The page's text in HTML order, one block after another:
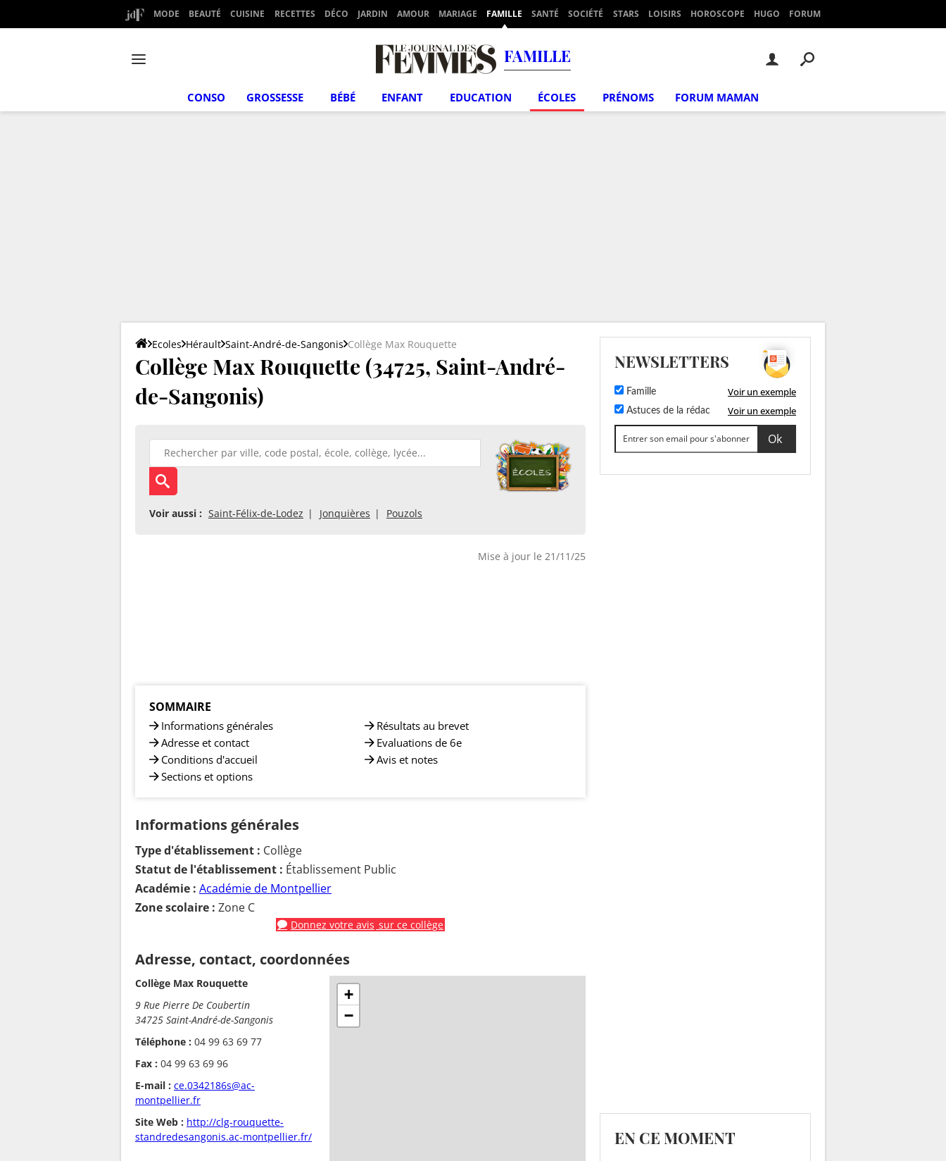
MODE BEAUTÉ CUISINE RECETTES DÉCO JARDIN AMOUR MARIAGE FAMILLE SANTÉ SOCIÉTÉ STARS LOISIRS HOROSCOPE HUGO FORUM
FAMILLE
CONSO GROSSESSE BÉBÉ ENFANT EDUCATION ÉCOLES PRÉNOMS FORUM MAMAN
Ecoles Hérault Saint-André-de-Sangonis Collège Max Rouquette
Collège Max Rouquette (34725, Saint-André-
de-Sangonis)
Voir aussi : Saint-Félix-de-Lodez Jonquières Pouzols
Mise à jour le 21/11/25
SOMMAIRE
Informations générales
Adresse et contact
Conditions d'accueil
Sections et options
Résultats au brevet
Evaluations de 6e
Avis et notes
Informations générales
Type d'établissement : Collège
Statut de l'établissement : Établissement Public
Académie : Académie de Montpellier
Zone scolaire : Zone C
Donnez votre avis sur ce collège
Adresse, contact, coordonnées
Collège Max Rouquette
9 Rue Pierre De Coubertin
34725 Saint-André-de-Sangonis
Téléphone : 04 99 63 69 77
Fax : 04 99 63 69 96
E-mail : ce.0342186s@ac-
montpellier.fr
Site Web : http://clg-rouquette-
standredesangonis.ac-montpellier.fr/
+
−
NEWSLETTERS
Famille Voir un exemple
Astuces de la rédac Voir un exemple
EN CE MOMENT